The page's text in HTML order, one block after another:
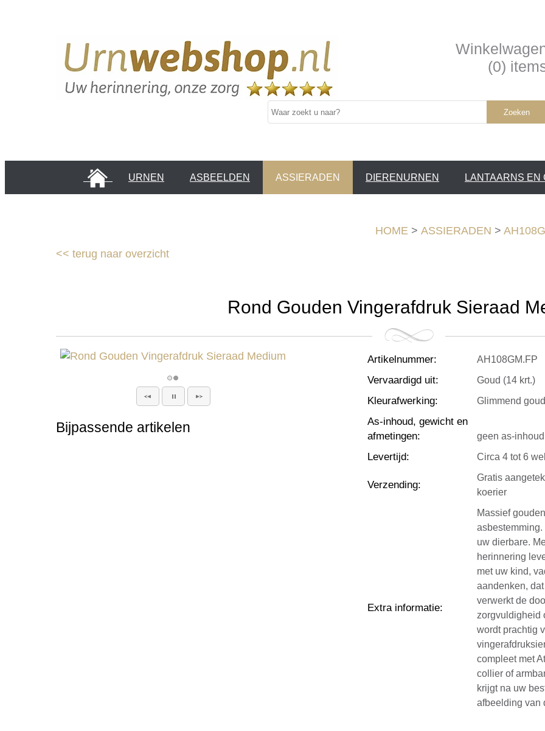
(0)
Zoeken
HOME URNEN ASBEELDEN ASSIERADEN DIERENURNEN LANTAARNS EN
HOME > ASSIERADEN >
<< terug naar overzicht
Rond Gouden Vingerafdruk Sieraad
Artikelnummer: AH108GM.FP
Vervaardigd uit: Goud (14 krt.)
Kleurafwerking: Glimmend
As-inhoud, gewicht en
afmetingen: geen as-
Levertijd: Circa 4 tot 6
Verzending:
Gratis
koerier
Extra informatie:
Massief
uw dierbare.
herinnering
met uw kind,
aandenken,
verwerkt de
zorgvuldigheid
wordt prachtig
compleet met
collier of
krijgt na uw
afbeelding van
Bijpassende artikelen